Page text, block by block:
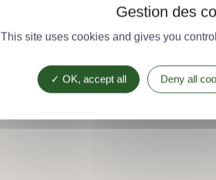
This site uses cookies and gives you
OK, accept all Deny all